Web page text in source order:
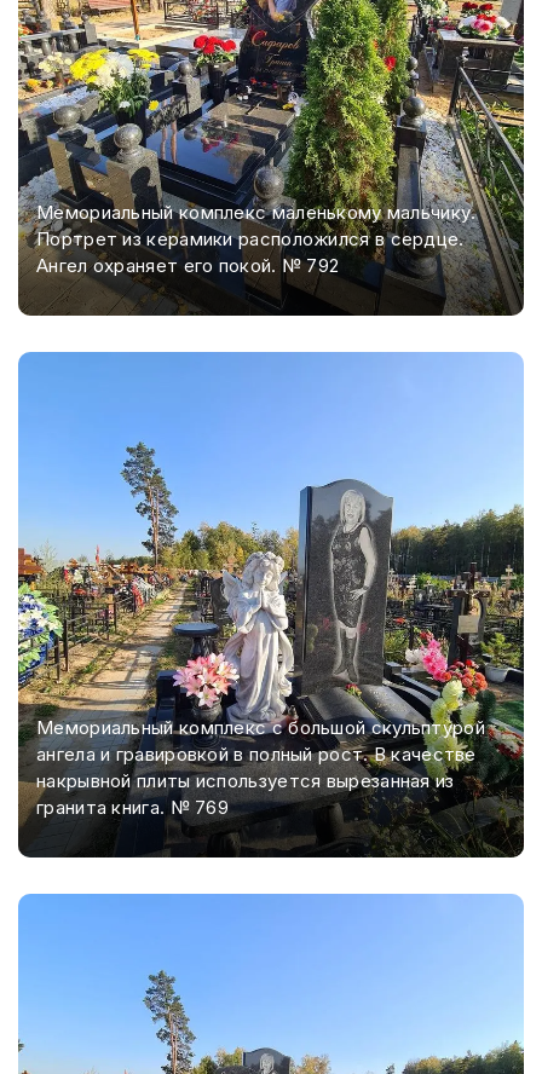
Мемориальный комплекс маленькому мальчику.
Портрет из керамики расположился в сердце.
Ангел охраняет его покой. № 792
Мемориальный комплекс с большой скульптурой
ангела и гравировкой в полный рост. В качестве
накрывной плиты используется вырезанная из
гранита книга. № 769